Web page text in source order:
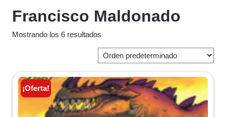
Francisco Maldonado
Mostrando los 6 resultados
¡Oferta!